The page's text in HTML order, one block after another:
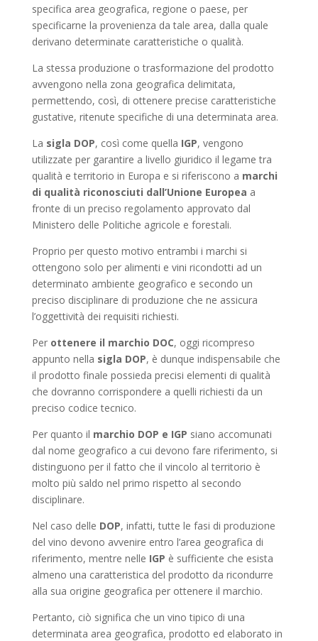
specifica area geografica, regione o paese, per
specificarne la provenienza da tale area, dalla quale
derivano determinate caratteristiche o qualità.
La stessa produzione o trasformazione del prodotto
avvengono nella zona geografica delimitata,
permettendo, così, di ottenere precise caratteristiche
gustative, ritenute specifiche di una determinata area.
La sigla DOP, così come quella IGP, vengono
utilizzate per garantire a livello giuridico il legame tra
qualità e territorio in Europa e si riferiscono a marchi
di qualità riconosciuti dall’Unione Europea a
fronte di un preciso regolamento approvato dal
Ministero delle Politiche agricole e forestali.
Proprio per questo motivo entrambi i marchi si
ottengono solo per alimenti e vini ricondotti ad un
determinato ambiente geografico e secondo un
preciso disciplinare di produzione che ne assicura
l’oggettività dei requisiti richiesti.
Per ottenere il marchio DOC, oggi ricompreso
appunto nella sigla DOP, è dunque indispensabile che
il prodotto finale possieda precisi elementi di qualità
che dovranno corrispondere a quelli richiesti da un
preciso codice tecnico.
Per quanto il marchio DOP e IGP siano accomunati
dal nome geografico a cui devono fare riferimento, si
distinguono per il fatto che il vincolo al territorio è
molto più saldo nel primo rispetto al secondo
disciplinare.
Nel caso delle DOP, infatti, tutte le fasi di produzione
del vino devono avvenire entro l’area geografica di
riferimento, mentre nelle IGP è sufficiente che esista
almeno una caratteristica del prodotto da ricondurre
alla sua origine geografica per ottenere il marchio.
Pertanto, ciò significa che un vino tipico di una
determinata area geografica, prodotto ed elaborato in